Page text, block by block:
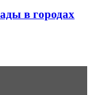
в городах